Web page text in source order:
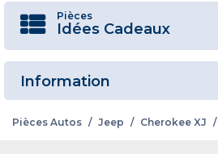
Pièces
Idées Cadeaux
Information
Pièces Autos / Jeep / Cherokee XJ /